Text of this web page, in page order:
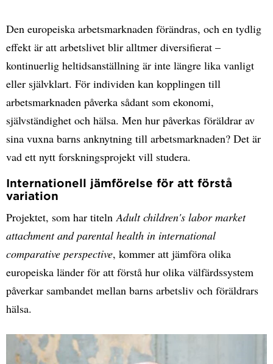
Den europeiska arbetsmarknaden förändras, och en tydlig
effekt är att arbetslivet blir alltmer diversifierat –
kontinuerlig heltidsanställning är inte längre lika vanligt
eller självklart. För individen kan kopplingen till
arbetsmarknaden påverka sådant som ekonomi,
självständighet och hälsa. Men hur påverkas föräldrar av
sina vuxna barns anknytning till arbetsmarknaden? Det är
vad ett nytt forskningsprojekt vill studera.
Internationell jämförelse för att förstå
variation
Projektet, som har titelnAdult children's labor market
attachment and parental health in international
comparative perspective, kommer att jämföra olika
europeiska länder för att förstå hur olika välfärdssystem
påverkar sambandet mellan barns arbetsliv och föräldrars
hälsa.